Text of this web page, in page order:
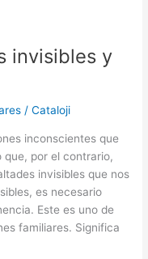
invisibles y
/Cataloji
inconscientes que
que, por el contrario,
invisibles que nos
es necesario
Este es uno de
familiares. Significa